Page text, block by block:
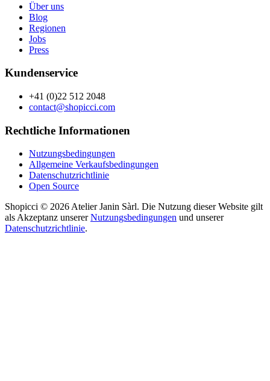
Über uns
Blog
Regionen
Jobs
Press
Kundenservice
+41 (0)22 512 2048
contact@shopicci.com
Rechtliche Informationen
Nutzungsbedingungen
Allgemeine Verkaufsbedingungen
Datenschutzrichtlinie
Open Source
Shopicci © 2026 Atelier Janin Sàrl. Die Nutzung dieser Website gilt
als Akzeptanz unsererNutzungsbedingungen und unserer
Datenschutzrichtlinie.